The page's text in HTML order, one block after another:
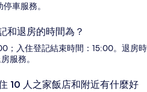
車服務。
和退房的時間為？
；入住登記結束時間：15:00。退房時
服務。
10 人之家飯店和附近有什麼好